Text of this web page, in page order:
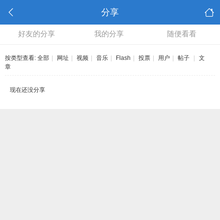
分享
好友的分享 我的分享 随便看看
按类型查看: 全部 网址 视频 音乐 Flash 投票 用户 帖子
文
章
现在还没分享